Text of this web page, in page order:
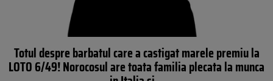
Totul despre barbatul care a castigat marele premiu la
LOTO 6/49! Norocosul are toata familia plecata la munca